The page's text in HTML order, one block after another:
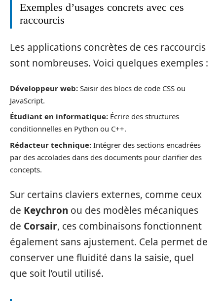
Exemples d’usages concrets avec ces
raccourcis
Les applications concrètes de ces raccourcis
sont nombreuses. Voici quelques exemples :
Développeur web: Saisir des blocs de code CSS ou
JavaScript.
Étudiant en informatique: Écrire des structures
conditionnelles en Python ou C++.
Rédacteur technique: Intégrer des sections encadrées
par des accolades dans des documents pour clarifier des
concepts.
Sur certains claviers externes, comme ceux
de Keychron ou des modèles mécaniques
de Corsair, ces combinaisons fonctionnent
également sans ajustement. Cela permet de
conserver une fluidité dans la saisie, quel
que soit l’outil utilisé.